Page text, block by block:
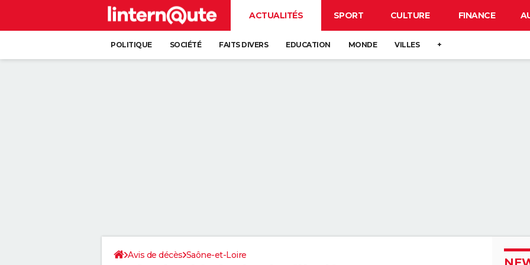
ACTUALITÉS SPORT CULTURE FINANCE
POLITIQUE SOCIÉTÉ FAITS DIVERS EDUCATION MONDE VILLES +
Avis de décès Saône-et-Loire